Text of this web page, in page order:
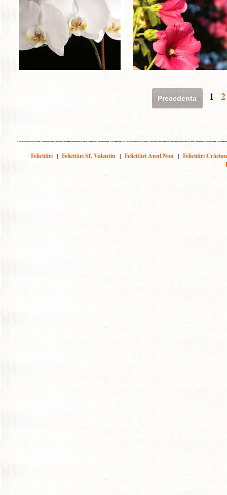
Precedenta 1 2
Felicitări | Felicitări Sf. Valentin | Felicitări Anul Nou | Felicitări